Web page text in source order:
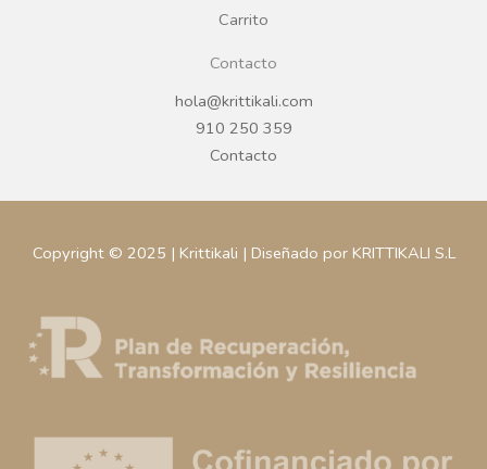
Carrito
Contacto
hola@krittikali.com
910 250 359
Contacto
Copyright © 2025 | Krittikali | Diseñado por KRITTIKALI S.L